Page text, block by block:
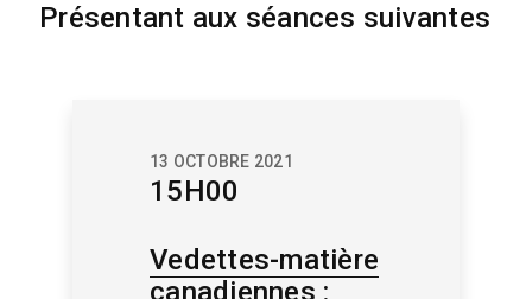
Présentant aux séances suivantes
13 OCTOBRE 2021
15H00
Vedettes-matière
canadiennes :